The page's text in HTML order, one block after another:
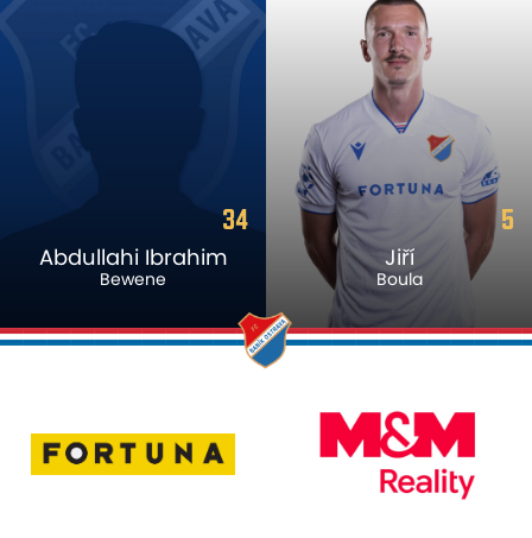
34
Abdullahi Ibrahim
Bewene
5
Jiří
Boula